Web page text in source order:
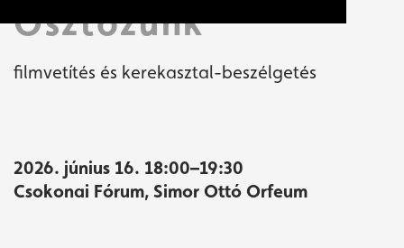
Osztozunk
filmvetítés és kerekasztal-beszélgetés
2026. június 16. 18:00–19:30
Csokonai Fórum, Simor Ottó Orfeum